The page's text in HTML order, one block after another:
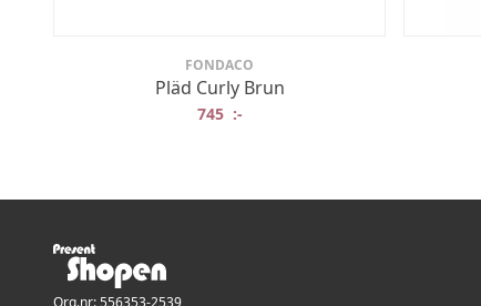
FONDACO
Pläd Curly Brun
745 :-
Org.nr: 556353-2539